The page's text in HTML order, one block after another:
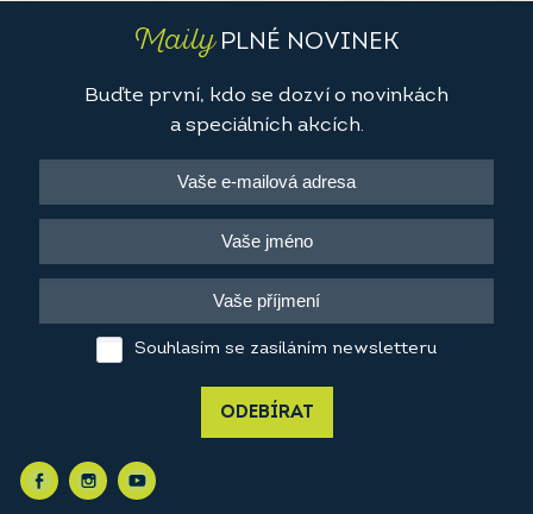
MailyPLNÉ NOVINEK
Buďte první, kdo se dozví o novinkách
a speciálních akcích.
Souhlasím se zasíláním newsletteru
ODEBÍRAT